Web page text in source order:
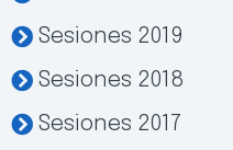
Sesiones 2019
Sesiones 2018
Sesiones 2017